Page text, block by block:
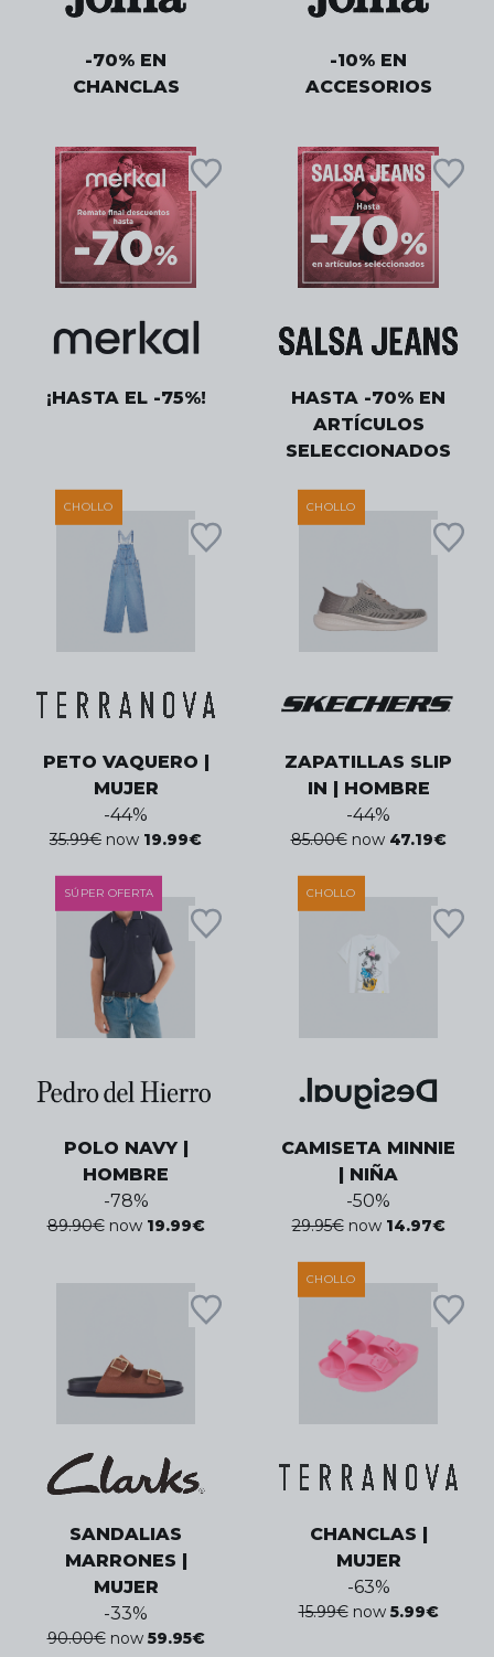
-70% EN
CHANCLAS
-10% EN
ACCESORIOS
¡HASTA EL -75%!
HASTA -70% EN
ARTÍCULOS
SELECCIONADOS
CHOLLO
PETO VAQUERO |
MUJER
-44%
35.99€ now 19.99€
CHOLLO
ZAPATILLAS SLIP
IN | HOMBRE
-44%
85.00€ now 47.19€
SÚPER OFERTA
POLO NAVY |
HOMBRE
-78%
89.90€ now 19.99€
CHOLLO
CAMISETA MINNIE
| NIÑA
-50%
29.95€ now 14.97€
SANDALIAS
MARRONES |
MUJER
-33%
90.00€ now 59.95€
CHOLLO
CHANCLAS |
MUJER
-63%
15.99€ now 5.99€